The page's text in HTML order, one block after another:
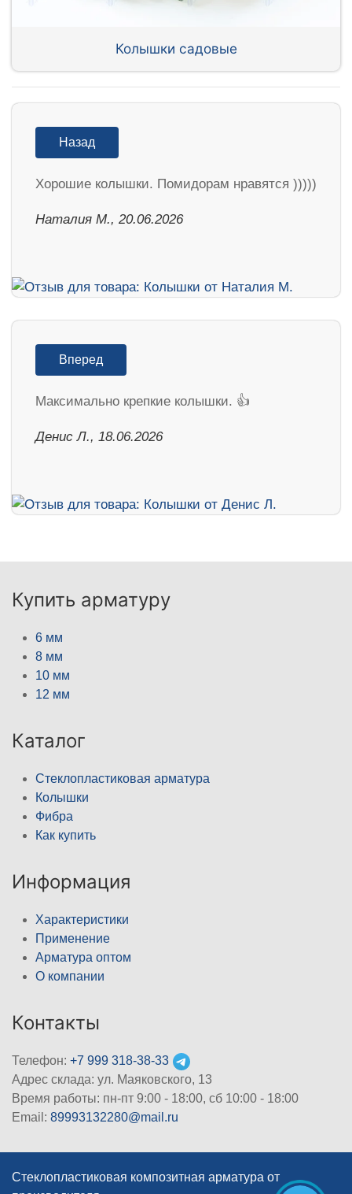
Колышки садовые
Назад
Хорошие колышки. Помидорам нравятся )))))
Наталия М., 20.06.2026
Вперед
Максимально крепкие колышки. 👍
Денис Л., 18.06.2026
Купить арматуру
6 мм
8 мм
10 мм
12 мм
Каталог
Стеклопластиковая арматура
Колышки
Фибра
Как купить
Информация
Характеристики
Применение
Арматура оптом
О компании
Контакты
Телефон: +7 999 318-38-33
Адрес склада: ул. Маяковского, 13
Время работы: пн-пт 9:00 - 18:00, сб 10:00 - 18:00
Email: 89993132280@mail.ru
Стеклопластиковая композитная арматура от